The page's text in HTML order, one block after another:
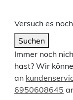
Versuch es
Suchen
Immer noch
hast? Wir
an
6950608645